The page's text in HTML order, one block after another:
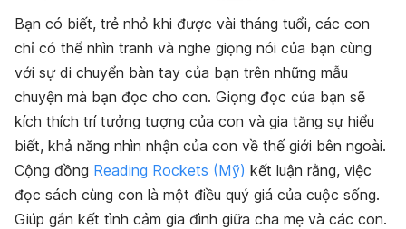
Bạn có biết, trẻ nhỏ khi được vài tháng tuổi, các con
chỉ có thể nhìn tranh và nghe giọng nói của bạn cùng
với sự di chuyển bàn tay của bạn trên những mẫu
chuyện mà bạn đọc cho con. Giọng đọc của bạn sẽ
kích thích trí tưởng tượng của con và gia tăng sự hiểu
biết, khả năng nhìn nhận của con về thế giới bên ngoài.
Cộng đồng Reading Rockets (Mỹ) kết luận rằng, việc
đọc sách cùng con là một điều quý giá của cuộc sống.
Giúp gắn kết tình cảm gia đình giữa cha mẹ và các con.